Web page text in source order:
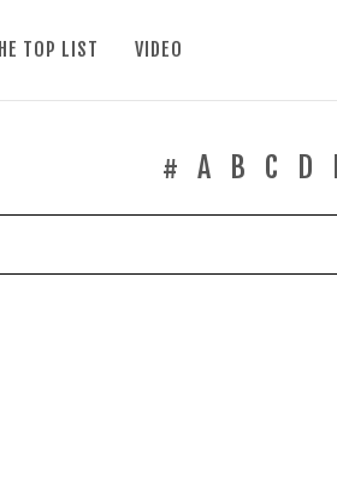
TOP LIST VIDEO
# A B C D